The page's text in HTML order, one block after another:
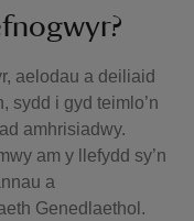
aelodau a deiliaid
sydd i gyd teimlo’n
amhrisiadwy.
am y llefydd sy’n
a
Genedlaethol.